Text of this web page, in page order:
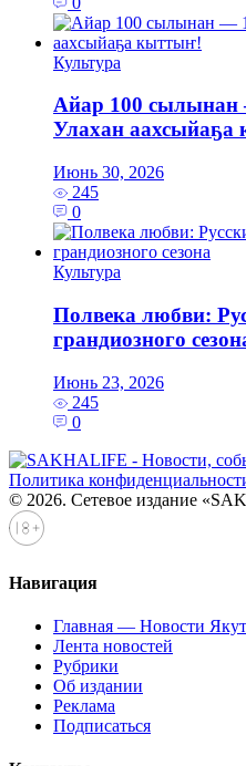
Культура
Айар 100
Улахан аахсыйаҕа
Июнь 30, 2026
245
0
Культура
Полвека любви:
грандиозного
Июнь 23, 2026
245
0
Политика
© 2026. Сетевое издание
Навигация
Главная — Новости
Лента новостей
Рубрики
Об издании
Реклама
Подписаться